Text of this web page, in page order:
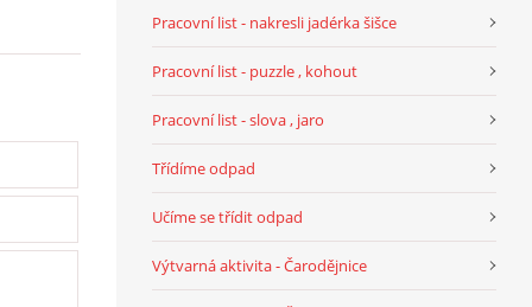
Pracovní list - nakresli jadérka šišce
Pracovní list - puzzle , kohout
Pracovní list - slova , jaro
Třídíme odpad
Učíme se třídit odpad
Výtvarná aktivita - Čarodějnice